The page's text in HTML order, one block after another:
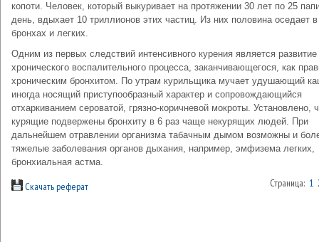
копоти. Человек, который выкуривает на протяжении 30 лет по 25
день, вдыхает 10 триллионов этих частиц. Из них половина оседает в
бронхах и легких.
Одним из первых следствий интенсивного курения является развитие
хронического воспалительного процесса, заканчивающегося, как
хроническим бронхитом. По утрам курильщика мучает удушающий
иногда носящий приступообразный характер и сопровождающийся
отхаркиванием сероватой, грязно-коричневой мокроты. Установлено,
курящие подвержены бронхиту в 6 раз чаще некурящих людей. При
дальнейшем отравлении организма табачным дымом возможны и
тяжелые заболевания органов дыхания, например, эмфизема легких,
бронхиальная астма.
Скачать реферат Страница: 1